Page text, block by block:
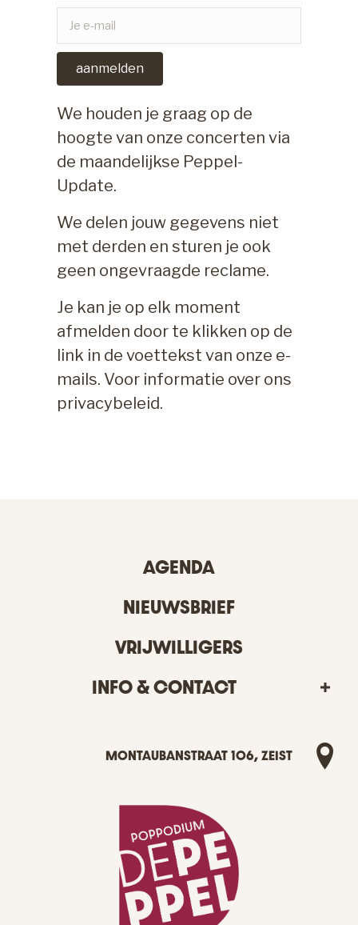
aanmelden
We houden je graag op de
hoogte van onze concerten via
de maandelijkse Peppel-
Update.
We delen jouw gegevens niet
met derden en sturen je ook
geen ongevraagde reclame.
Je kan je op elk moment
afmelden door te klikken op de
link in de voettekst van onze e-
mails. Voor informatie over ons
privacybeleid.
AGENDA
NIEUWSBRIEF
VRIJWILLIGERS
INFO & CONTACT
MONTAUBANSTRAAT 106, ZEIST